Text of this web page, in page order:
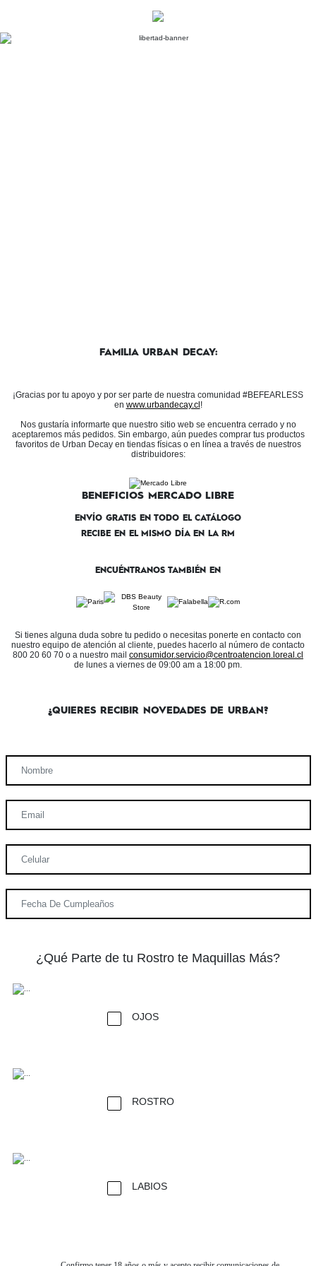
FAMILIA URBAN DECAY:
¡Gracias por tu apoyo y por ser parte de nuestra comunidad #BEFEARLESS
en www.urbandecay.cl !
Nos gustaría informarte que nuestro sitio web se encuentra cerrado y no
aceptaremos más pedidos. Sin embargo, aún puedes comprar tus productos
favoritos de Urban Decay en tiendas físicas o en línea a través de nuestros
distribuidores:
BENEFICIOS MERCADO LIBRE
ENVÍO GRATIS EN TODO EL CATÁLOGO
RECIBE EN EL MISMO DÍA EN LA RM
ENCUÉNTRANOS TAMBIÉN EN
Si tienes alguna duda sobre tu pedido o necesitas ponerte en contacto con
nuestro equipo de atención al cliente, puedes hacerlo al número de contacto
800 20 60 70 o a nuestro mail consumidor.servicio@centroatencion.loreal.cl
de lunes a viernes de 09:00 am a 18:00 pm.
¿QUIERES RECIBIR NOVEDADES DE URBAN?
¿Qué Parte de tu Rostro te Maquillas Más?
OJOS
ROSTRO
LABIOS